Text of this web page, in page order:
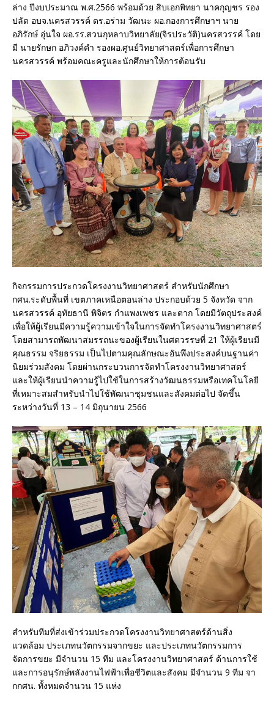
ล่าง ปีงบประมาณ พ.ศ.2566 พร้อมด้วย สิบเอกพิทยา นาคกุญชร รอง
ปลัด อบจ.นครสวรรค์ ดร.อร่าม วัฒนะ ผอ.กองการศึกษาฯ นาย
อภิรักษ์ อุ่นใจ ผอ.รร.สวนกุหลาบวิทยาลัย(จิรประวัติ)นครสวรรค์ โดย
มี นายรักษก อภิวงค์คำ รองผอ.ศูนย์วิทยาศาสตร์เพื่อการศึกษา
นครสวรรค์ พร้อมคณะครูและนักศึกษาให้การต้อนรับ
กิจกรรมการประกวดโครงงานวิทยาศาสตร์ สำหรับนักศึกษา
กศน.ระดับพื้นที่ เขตภาคเหนือตอนล่าง ประกอบด้วย 5 จังหวัด จาก
นครสวรรค์ อุทัยธานี พิจิตร กำแพงเพชร และตาก โดยมีวัตถุประสงค์
เพื่อให้ผู้เรียนมีความรู้ความเข้าใจในการจัดทำโครงงานวิทยาศาสตร์
โดยสามารถพัฒนาสมรรถนะของผู้เรียนในศตวรรษที่ 21 ให้ผู้เรียนมี
คุณธรรม จริยธรรม เป็นไปตามคุณลักษณะอันพึงประสงค์บนฐานค่า
นิยมร่วมสังคม โดยผ่านกระบวนการจัดทำโครงงานวิทยาศาสตร์
และให้ผู้เรียนนำความรู้ไปใช้ในการสร้างวัฒนธรรมหรือเทคโนโลยี
ที่เหมาะสมสำหรับนำไปใช้พัฒนาชุมชนและสังคมต่อไป จัดขึ้น
ระหว่างวันที่ 13 – 14 มิถุนายน 2566
สำหรับทีมที่ส่งเข้าร่วมประกวดโครงงานวิทยาศาสตร์ด้านสิ่ง
แวดล้อม ประเภทนวัตกรรมจากขยะ และประเภทนวัตกรรมการ
จัดการขยะ มีจำนวน 15 ทีม และโครงงานวิทยาศาสตร์ ด้านการใช้
และการอนุรักษ์พลังงานไฟฟ้าเพื่อชีวิตและสังคม มีจำนวน 9 ทีม จา
กกศน. ทั้งหมดจำนวน 15 แห่ง